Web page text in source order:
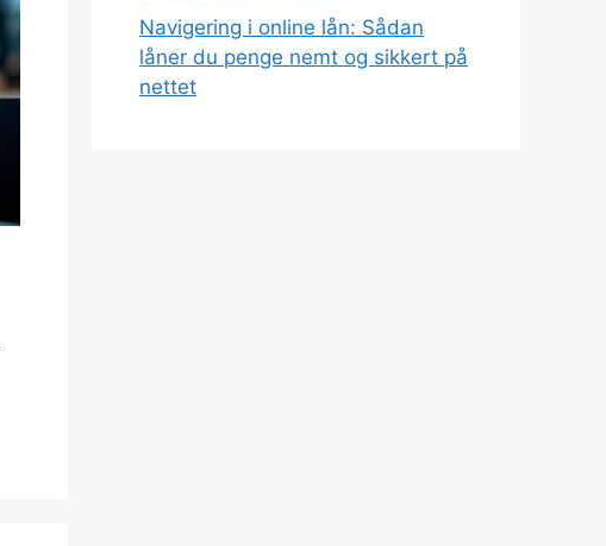
Navigering i online lån: Sådan
låner du penge nemt og sikkert på
nettet